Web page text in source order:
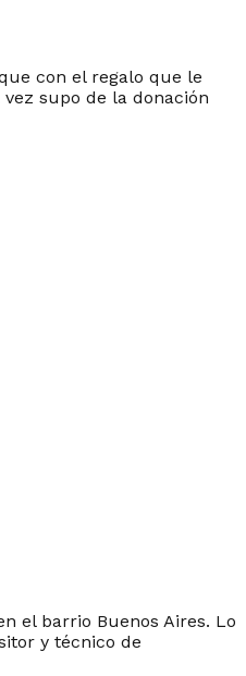
con el regalo que le
supo de la donación
el barrio Buenos Aires. Lo
y técnico de